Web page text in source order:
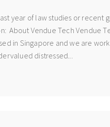
year of law studies or recent
About Vendue Tech Vendue
in Singapore and we are
distressed...